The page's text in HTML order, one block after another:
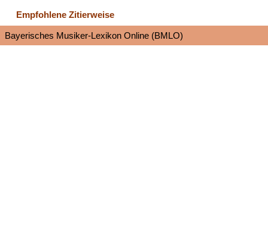
Empfohlene Zitierweise
Bayerisches Musiker-Lexikon Online (BMLO)